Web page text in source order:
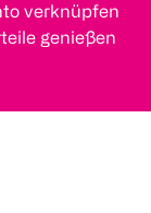
verknüpfen
genießen